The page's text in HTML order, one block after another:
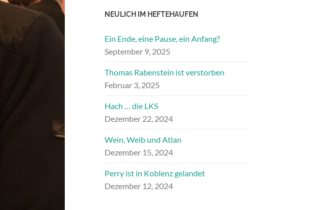
NEULICH IM HEFTEHAUFEN
Ein Ende, eine Pause, ein Anfang?
September 9, 2025
Thomas Rabenstein ist verstorben
Februar 3, 2025
Hach … die LKS
Dezember 22, 2024
Wein, Weib und Atlan
Dezember 15, 2024
Perry ist in Koblenz gelandet
Dezember 12, 2024